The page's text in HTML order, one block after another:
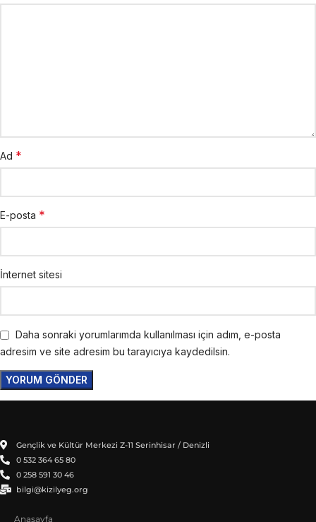
Ad *
E-posta *
İnternet sitesi
Daha sonraki yorumlarımda kullanılması için adım, e-posta
adresim ve site adresim bu tarayıcıya kaydedilsin.
Gençlik ve Kültür Merkezi Z-11 Serinhisar / Denizli
0 532 364 65 80
0 258 591 30 46
bilgi@kizilyeg.org
Anasayfa